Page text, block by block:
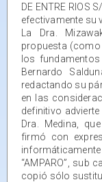
DE ENTRE RIOS
efectivamente su
La Dra.
propuesta (como
los
Bernardo
redactando su
en las
definitivo
Dra. Medina,
firmó con
“AMPARO”, sub
copió sólo